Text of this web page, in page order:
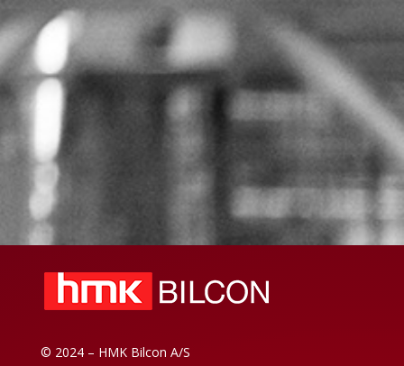
© 2024 – HMK Bilcon A/S